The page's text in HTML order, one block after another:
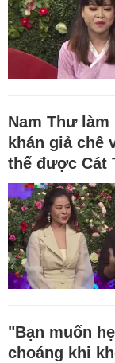
Nam Thư
khán giả chê
thế được Cát
"Bạn muốn
choáng khi